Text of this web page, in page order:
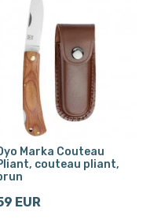
Marka Couteau
couteau pliant,
EUR